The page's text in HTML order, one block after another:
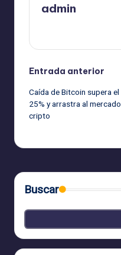
admin
Navegación
de
entradas
Entrada anterior
Caída de Bitcoin supera el
25% y arrastra al mercado
cripto
Buscar